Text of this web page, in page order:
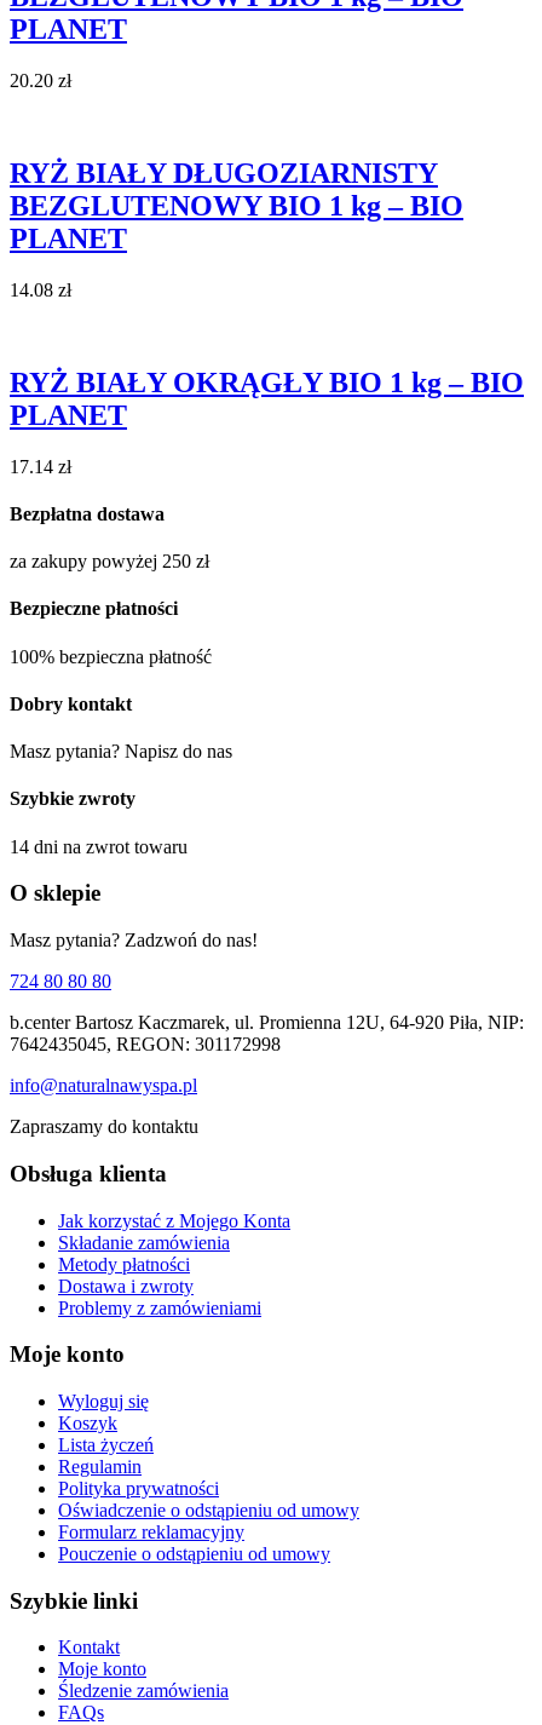
PLANET
20.20 zł
RYŻ BIAŁY DŁUGOZIARNISTY
BEZGLUTENOWY BIO 1 kg – BIO
PLANET
14.08 zł
RYŻ BIAŁY OKRĄGŁY BIO 1 kg – BIO
PLANET
17.14 zł
Bezpłatna dostawa
za zakupy powyżej 250 zł
Bezpieczne płatności
100% bezpieczna płatność
Dobry kontakt
Masz pytania? Napisz do nas
Szybkie zwroty
14 dni na zwrot towaru
O sklepie
Masz pytania? Zadzwoń do nas!
724 80 80 80
b.center Bartosz Kaczmarek, ul. Promienna 12U, 64-920 Piła, NIP:
7642435045, REGON: 301172998
info@naturalnawyspa.pl
Zapraszamy do kontaktu
Obsługa klienta
Jak korzystać z Mojego Konta
Składanie zamówienia
Metody płatności
Dostawa i zwroty
Problemy z zamówieniami
Moje konto
Wyloguj się
Koszyk
Lista życzeń
Regulamin
Polityka prywatności
Oświadczenie o odstąpieniu od umowy
Formularz reklamacyjny
Pouczenie o odstąpieniu od umowy
Szybkie linki
Kontakt
Moje konto
Śledzenie zamówienia
FAQs